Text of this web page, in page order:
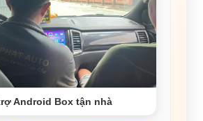
Android Box tận nhà